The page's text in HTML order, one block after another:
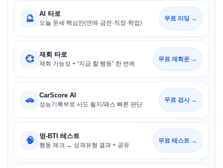
🔮 AI 타로
오늘 운세 핵심만(연애·금전·직장·학업)
무료 리딩 →
💞 재회 타로
재회 가능성 + “지금 할 행동” 한 번에
무료 재회운 →
🚗 CarScore AI
성능기록부로 사도 될지/패스 빠른 판단
무료 검사 →
🧠 멍-BTI 테스트
행동 체크 → 성격유형 결과 + 공유
무료 테스트 →